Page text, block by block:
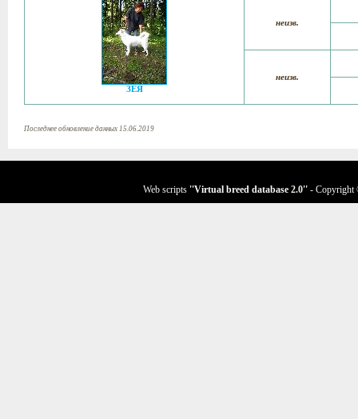
ЗЕЯ
неизв.
неизв.
Последнее обновление данных 15.06.2019
Web scripts ''Virtual breed database 2.0'' - Copyright